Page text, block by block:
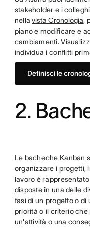
stakeholder e i
nellavista Cronologia,
piano e modificare e
cambiamenti.
individua i conflitti
Definisci le
2.
Le bacheche Kanban
organizzare i progetti,
lavoro è
disposte in una delle
fasi di un progetto o di
priorità o il criterio che
un'attività o una